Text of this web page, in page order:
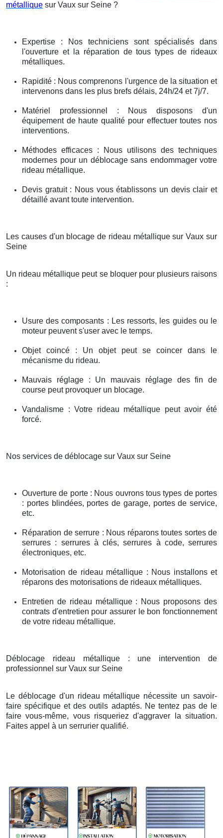
métallique sur Vaux sur Seine ?
Expertise : Nos techniciens sont spécialisés dans
l'ouverture et la réparation de tous types de rideaux
métalliques.
Rapidité : Nous comprenons l'urgence de la situation et
intervenons dans les plus brefs délais, 24h/24 et 7j/7.
Matériel professionnel : Nous disposons d'un
équipement de haute qualité pour effectuer toutes nos
interventions.
Méthodes efficaces : Nous utilisons des techniques
modernes pour un déblocage sans endommager votre
rideau métallique.
Devis gratuit : Nous vous établissons un devis clair et
détaillé avant toute intervention.
Les causes d'un blocage de rideau métallique sur Vaux sur
Seine
Un rideau métallique peut se bloquer pour plusieurs raisons
:
Usure des composants : Les ressorts, les guides ou le
moteur peuvent s'user avec le temps.
Objet coincé : Un objet peut se coincer dans le
mécanisme du rideau.
Mauvais réglage : Un mauvais réglage des fin de
course peut provoquer un blocage.
Vandalisme : Votre rideau métallique peut avoir été
forcé.
Nos services de déblocage sur Vaux sur Seine
Ouverture de porte : Nous ouvrons tous types de portes
: portes blindées, portes de garage, portes de service,
etc.
Réparation de serrure : Nous réparons toutes sortes de
serrures : serrures à clés, serrures à code, serrures
électroniques, etc.
Motorisation de rideau métallique : Nous installons et
réparons des motorisations de rideaux métalliques.
Entretien de rideau métallique : Nous proposons des
contrats d'entretien pour assurer le bon fonctionnement
de votre rideau métallique.
Déblocage rideau métallique : une intervention de
professionnel sur Vaux sur Seine
Le déblocage d'un rideau métallique nécessite un savoir-
faire spécifique et des outils adaptés. Ne tentez pas de le
faire vous-même, vous risqueriez d'aggraver la situation.
Faites appel à un serrurier qualifié.